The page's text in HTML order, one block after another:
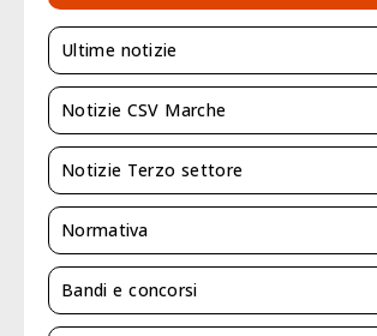
Ultime notizie
Notizie CSV Marche
Notizie Terzo settore
Normativa
Bandi e concorsi